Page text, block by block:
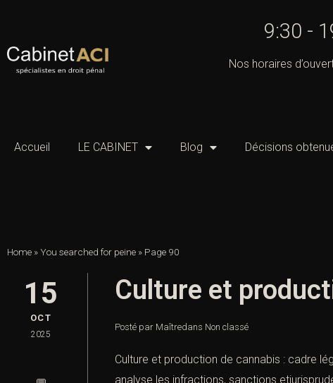
9:30 -
Nos horaires
Accueil LE CABINET Blog Décisions
Home »You searched for peine » Page 90
15
OCT
2025
Culture et
Posté par Maîtredans Non classé
Culture et production de cannabis : cadre
analyse les infractions, sanctions